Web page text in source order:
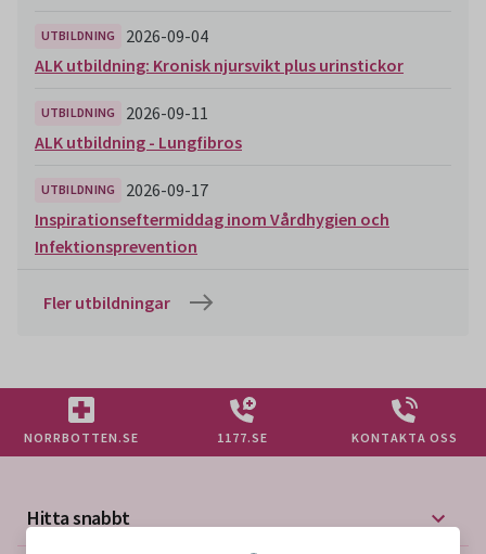
UTBILDNING
2026-09-04
ALK utbildning: Kronisk njursvikt plus urinstickor
UTBILDNING
2026-09-11
ALK utbildning - Lungfibros
UTBILDNING
2026-09-17
Inspirationseftermiddag inom Vårdhygien och
Infektionsprevention
Fler utbildningar
NORRBOTTEN.SE 1177.SE KONTAKTA OSS
Hitta snabbt